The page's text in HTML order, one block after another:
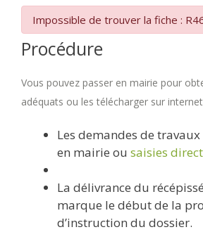
Impossible de trouver la fiche :
Procédure
Vous pouvez passer en mairie pour
adéquats ou les télécharger sur
Les demandes de
en mairie ou saisies
La délivrance du
marque le début de la
d’instruction du dossier.